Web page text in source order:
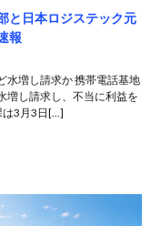
と日本ロジステック元
報
水増し請求か 携帯電話基地
増し請求し、不当に利益を
は3月3日[…]